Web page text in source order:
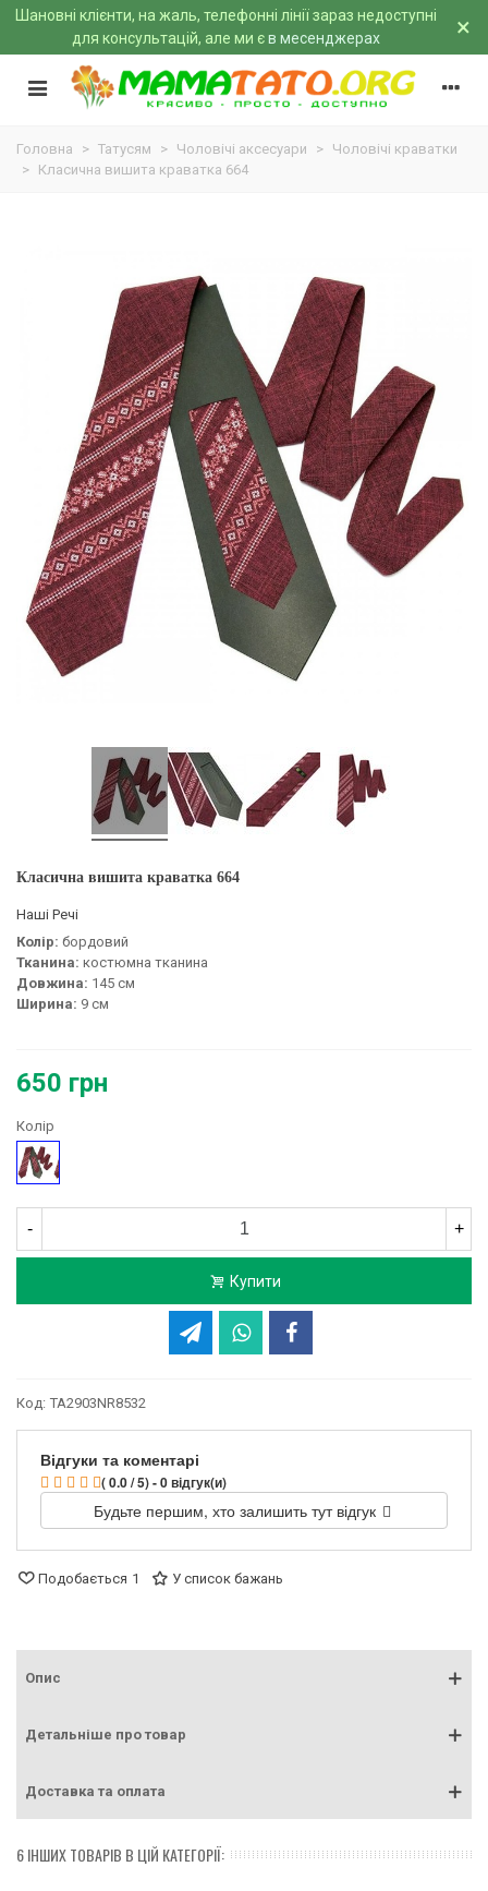
Шановні клієнти, на жаль, телефонні лінії зараз недоступні
для консультацій, але ми єв месенджерах ×
Головна > Татусям > Чоловічі аксесуари > Чоловічі краватки
> Класична вишита краватка 664
Класична вишита краватка 664
Наші Речі
Колір: бордовий
Тканина: костюмна тканина
Довжина: 145 см
Ширина: 9 см
650 грн
Колір
Бордовий
- +
Купити
Код: TA2903NR8532
Відгуки та коментарі
( 0.0 / 5) - 0 відгук(и)
Будьте першим, хто залишить тут відгук
Подобається 1 У список бажань
Опис
Детальніше про товар
Доставка та оплата
6 ІНШИХ ТОВАРІВ В ЦІЙ КАТЕГОРІЇ: